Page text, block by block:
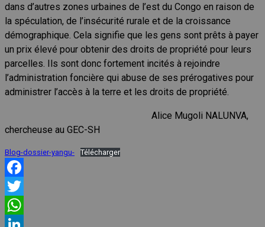
dans d’autres zones urbaines de l’est du Congo en raison de
la spéculation, de l’insécurité rurale et de la croissance
démographique. Cela signifie que les gens sont prêts à payer
un prix élevé pour obtenir des droits de propriété pour leurs
parcelles. Ils sont donc fortement incités à rejoindre
l’administration foncière qui abuse de ses prérogatives pour
administrer l’accès à la terre et les droits de propriété.
Alice Mugoli NALUNVA,
chercheuse au GEC-SH
Blog-dossier-yangu- Télécharger
Facebook
Twitter
WhatsApp